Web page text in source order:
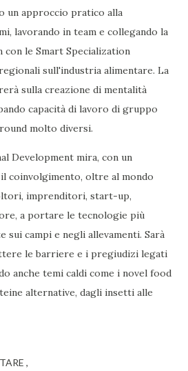
un approccio pratico alla
lavorando in team e collegando la
con le Smart Specialization
sull'industria alimentare. La
sulla creazione di mentalità
capacità di lavoro di gruppo
molto diversi.
Development mira, con un
coinvolgimento, oltre al mondo
imprenditori, start-up,
a portare le tecnologie più
sui campi e negli allevamenti. Sarà
le barriere e i pregiudizi legati
anche temi caldi come i novel food
alternative, dagli insetti alle